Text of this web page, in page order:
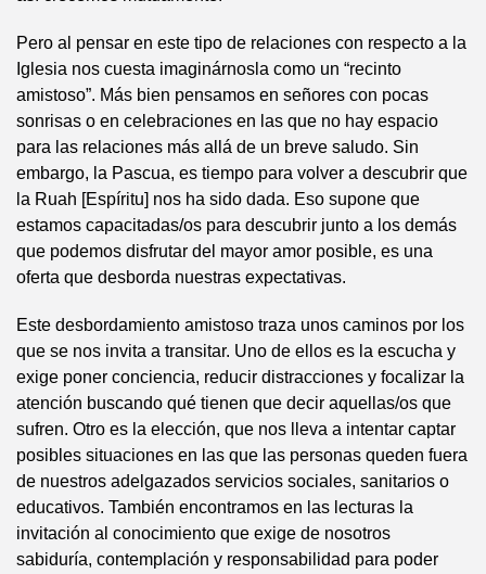
Pero al pensar en este tipo de relaciones con respecto a la
Iglesia nos cuesta imaginárnosla como un “recinto
amistoso”. Más bien pensamos en señores con pocas
sonrisas o en celebraciones en las que no hay espacio
para las relaciones más allá de un breve saludo. Sin
embargo, la Pascua, es tiempo para volver a descubrir que
la Ruah [Espíritu] nos ha sido dada. Eso supone que
estamos capacitadas/os para descubrir junto a los demás
que podemos disfrutar del mayor amor posible, es una
oferta que desborda nuestras expectativas.
Este desbordamiento amistoso traza unos caminos por los
que se nos invita a transitar. Uno de ellos es la escucha y
exige poner conciencia, reducir distracciones y focalizar la
atención buscando qué tienen que decir aquellas/os que
sufren. Otro es la elección, que nos lleva a intentar captar
posibles situaciones en las que las personas queden fuera
de nuestros adelgazados servicios sociales, sanitarios o
educativos. También encontramos en las lecturas la
invitación al conocimiento que exige de nosotros
sabiduría, contemplación y responsabilidad para poder